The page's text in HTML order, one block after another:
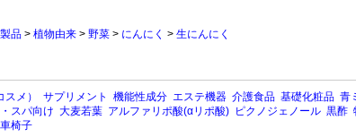
製品 > 植物由来 > 野菜 > にんにく > 生にんにく
メ） サプリメント 機能性成分 エステ機器 介護食品 基礎化粧品 青
スパ向け 大麦若葉 アルファリポ酸(αリポ酸) ピクノジェノール 黒酢
車椅子